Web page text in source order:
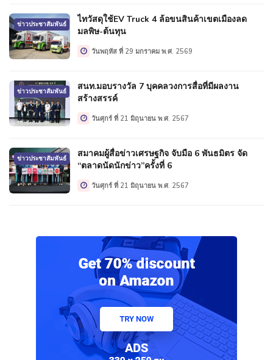
ข่าวประชาสัมพันธ์
ไทวัสดุใช้EV Truck 4 ล้อขนสินค้าเขตเมืองลด
มลพิษ-ต้นทุน
วันพฤหัส ที่ 29 มกราคม พ.ศ. 2569
ข่าวประชาสัมพันธ์
สนท.มอบรางวัล 7 บุคคลวงการสื่อที่มีผลงาน
สร้างสรรค์
วันศุกร์ ที่ 21 มิถุนายน พ.ศ. 2567
ข่าวประชาสัมพันธ์
สมาคมผู้สื่อข่าวเศรษฐกิจ จับมือ 6 พันธมิตร จัด
“ตลาดนัดนักข่าว”ครั้งที่ 6
วันศุกร์ ที่ 21 มิถุนายน พ.ศ. 2567